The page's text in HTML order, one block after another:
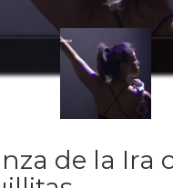
de la Ira